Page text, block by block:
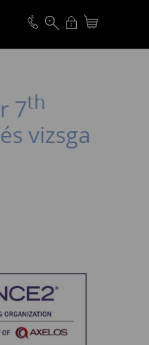
7th
vizsga